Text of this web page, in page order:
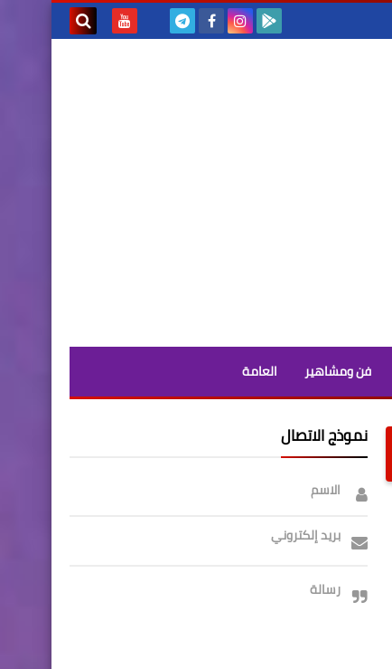
فن ومشاهير العامة
نموذج الاتصال
الاسم
بريد إلكتروني
رسالة